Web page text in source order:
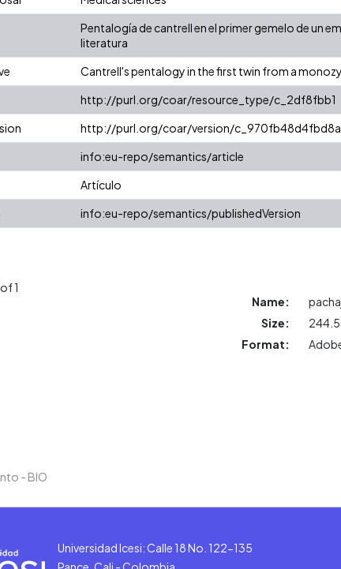
Pentalogía de cantrell en el primer gemelo de un
literatura
Cantrell's pentalogy in the first twin from a
http://purl.org/coar/resource_type/c_2df8fbb1
http://purl.org/coar/version/
info:eu-repo/semantics/article
Artículo
info:eu-repo/semantics/publishedVersion
1
Name:
Size:
Format:
- BIO
Universidad Icesi: Calle 18 No. 122-135